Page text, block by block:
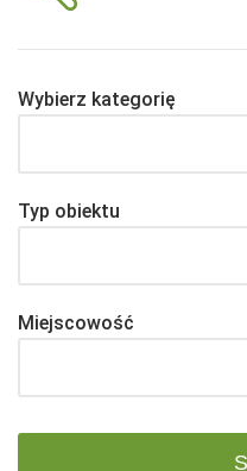
Wybierz kategorię
Typ obiektu
Miejscowość